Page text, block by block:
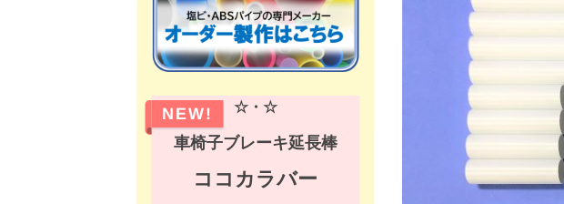
NEW! ☆・☆
車椅子ブレーキ延長棒
ココカラバー